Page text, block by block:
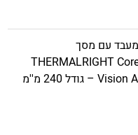
עם מסך
THERMALRIGHT
Vision ARGB WHITE – גודל 240 מ''מ